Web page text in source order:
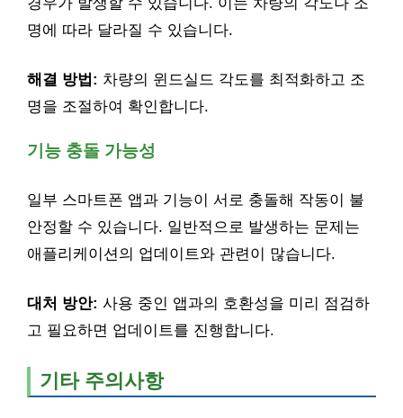
명에 따라 달라질 수 있습니다.
해결 방법: 차량의 윈드실드 각도를 최적화하고 조
명을 조절하여 확인합니다.
기능 충돌 가능성
일부 스마트폰 앱과 기능이 서로 충돌해 작동이 불
안정할 수 있습니다. 일반적으로 발생하는 문제는
애플리케이션의 업데이트와 관련이 많습니다.
대처 방안: 사용 중인 앱과의 호환성을 미리 점검하
고 필요하면 업데이트를 진행합니다.
기타 주의사항